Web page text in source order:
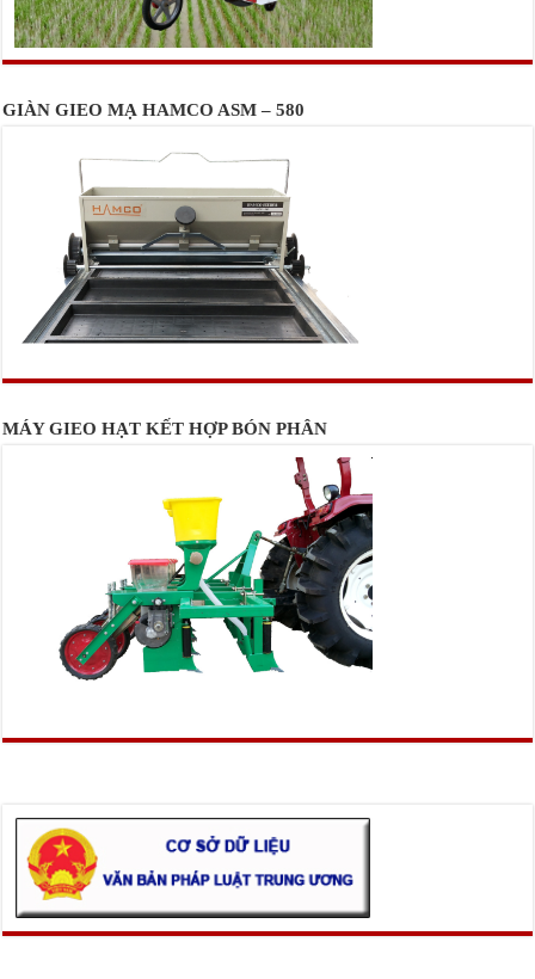
GIÀN GIEO MẠ HAMCO ASM – 580
MÁY GIEO HẠT KẾT HỢP BÓN PHÂN